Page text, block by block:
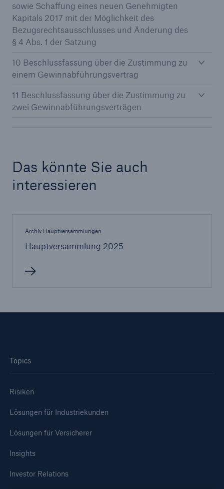
sowie Schaffung eines neuen Genehmigten
Kapitals 2017 mit der Möglichkeit des
Bezugsrechtsausschlusses und Änderung des
§ 4 Abs. 1 der Satzung
10 Beschlussfassung über die Zustimmung zu
einem Gewinnabführungsvertrag
11 Beschlussfassung über die Zustimmung zu
zwei Gewinnabführungsverträgen
Das könnte Sie auch
interessieren
Archiv Hauptversammlungen
Hauptversammlung 2025
Topics
Risiken
Lösungen für Industriekunden
Lösungen für Versicherer
Insights
Investor Relations
Lösungen
Rückversicherungspartner
CLARA reduziert die Wartezeit bis zur
50 %
Geschätzte globale wirtschaftliche Kosten der
Internetkriminalität